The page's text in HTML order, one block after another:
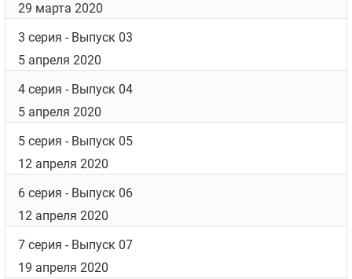
Дата выхода
Список серий
2 серия
- Выпуск 02
29 марта 2020
1 серия
- Выпуск 01
29 марта 2020